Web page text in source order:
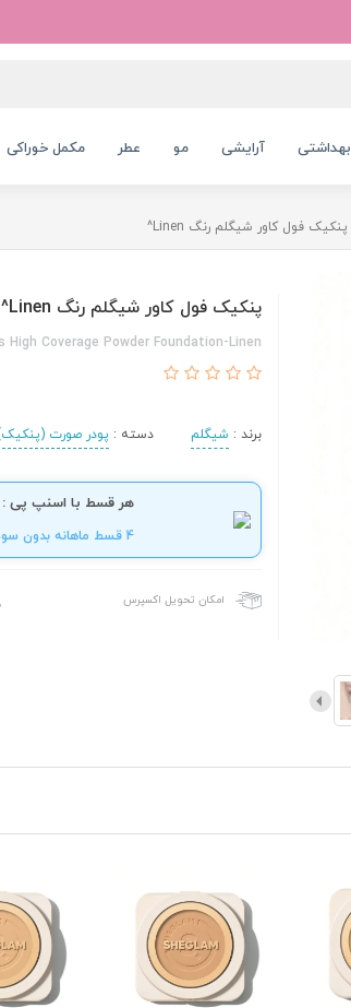
بهداشتی آرایشی مو عطر مکمل خوراکی
پنکیک فول کاور شیگلم رنگ Linen^
پنکیک فول کاور شیگلم رنگ Linen^
High Coverage Powder Foundation-Linen
برند : شیگلم دسته : پودر صورت
هر قسط با اسنپ پی :
4 قسط ماهانه بدون سود ، چک و ضامن .
امکان تحویل اکسپرس